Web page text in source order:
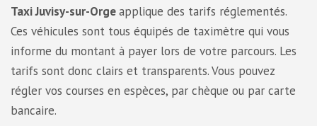
Taxi Juvisy-sur-Orgeapplique des tarifs réglementés.
Ces véhicules sont tous équipés de taximètre qui vous
informe du montant à payer lors de votre parcours. Les
tarifs sont donc clairs et transparents. Vous pouvez
régler vos courses en espèces, par chèque ou par carte
bancaire.